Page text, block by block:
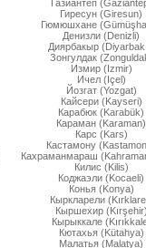
Газиантеп
Гиресун (Giresun)
Гюмюшхане
Денизли (Denizli)
Диярбакыр
Зонгулдак
Измир (Izmir)
Ичел (Içel)
Йозгат (Yozgat)
Кайсери (Kayseri)
Карабюк (Karabük)
Караман (Karaman)
Карс (Kars)
Кастамону
Кахраманмараш
Килис (Kilis)
Коджаэли (Kocaeli)
Конья (Konya)
Кыркларели
Кыршехир (Kırşehir)
Кырыккале
Кютахья (Kütahya)
Малатья (Malatya)